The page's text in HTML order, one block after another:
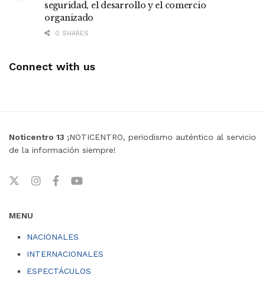
seguridad, el desarrollo y el comercio
organizado
0 SHARES
Connect with us
Noticentro 13 ¡NOTICENTRO, periodismo auténtico al servicio
de la información siempre!
MENU
NACIONALES
INTERNACIONALES
ESPECTÁCULOS